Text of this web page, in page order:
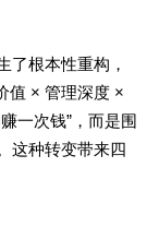
根本性重构，
值 × 管理深度 ×
一次钱”，而是围
这种转变带来四